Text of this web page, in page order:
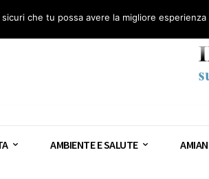
Diventa Guardia Nazionale Amianto – AGN
AMBIENTE E SALUTE
che tu possa avere la migliore